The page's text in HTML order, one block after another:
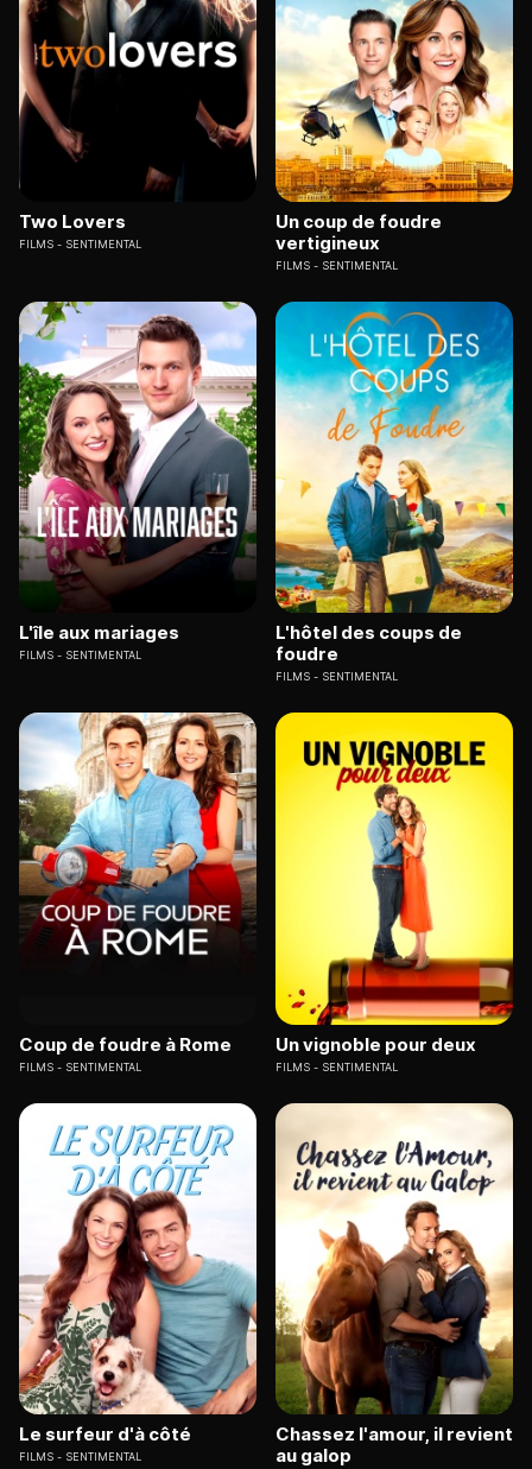
Two Lovers
FILMS SENTIMENTAL
Un coup de foudre
vertigineux
FILMS SENTIMENTAL
L'île aux mariages
FILMS SENTIMENTAL
L'hôtel des coups de
foudre
FILMS SENTIMENTAL
Coup de foudre à Rome
FILMS SENTIMENTAL
Un vignoble pour deux
FILMS SENTIMENTAL
Le surfeur d'à côté
FILMS SENTIMENTAL
Chassez l'amour, il revient
au galop